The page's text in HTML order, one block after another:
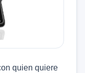
quien quiere